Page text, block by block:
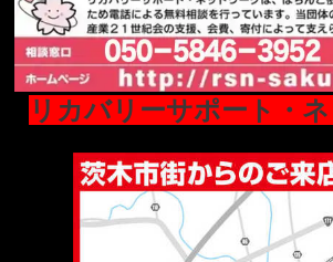
リカバリーサポート・